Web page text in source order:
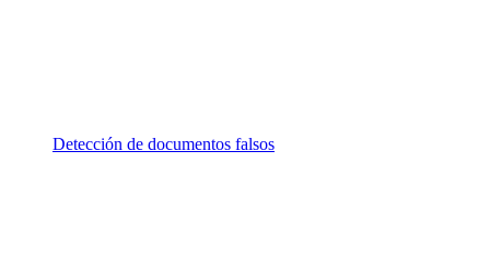
Detección de documentos falsos